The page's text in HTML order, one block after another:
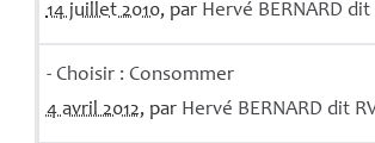
14 juillet 2010, par Hervé BERNARD dit
- Choisir : Consommer
4 avril 2012, par Hervé BERNARD dit